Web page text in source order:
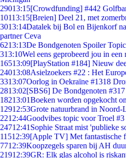
29013:15[Crowdfunding] #442
10113:15[Breien] Deel 21, met
3013:14Datalek bij Bol en Bijenkorf
partner Ceva
6213:13De Bondgenoten Spoiler
313:10Wel eens geprobeerd jou in een
16513:09[PlayStation #184] Nieuw
24013:08Asielzoekers #22 : Het
3313:07Oorlog in Oekraïne #1318
2813:02[SBS6] De Bondgenoten #317
18213:01Boeken worden opgekocht
12912:53Grote natuurbrand in Noord-
2212:44Goodvibes topic voor Troel #3
24712:41 Sophie Straat mist 'publieke
11512:39[Apple TV] Met fantastische
7712:39Koopzegels sparen bij AH
21912:39GR: Elk glas alcohol is